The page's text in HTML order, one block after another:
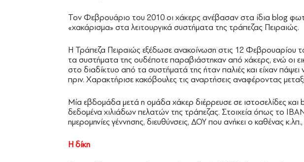
Τον Φεβρουάριο του 2010 οι χάκερς ανέβασαν στα ίδια blog
«χακάρισμα» στα λειτουργικά συστήματα της τράπεζας Πειραιώς.
Η Τράπεζα Πειραιώς εξέδωσε ανακοίνωση στις 12 Φεβρουαρίου
τα συστήματα της ουδέποτε παραβιάστηκαν από χάκερς, ενώ οι
στο διαδίκτυο από τα συστήματά της ήταν παλιές και είχαν πάψει
πριν. Χαρακτήρισε κακόβουλες τις αναρτήσεις αναφέροντας
Μία εβδομάδα μετά η ομάδα χάκερ διέρρευσε σε ιστοσελίδες
δεδομένα χιλιάδων πελατών της τράπεζας. Στοιχεία όπως το
ημερομηνίες γέννησης, διευθύνσεις, ∆ΟΥ που ανήκει ο καθένας
Η δίκη